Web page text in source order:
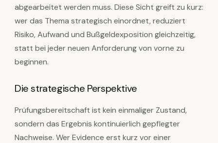
abgearbeitet werden muss. Diese Sicht greift zu kurz:
wer das Thema strategisch einordnet, reduziert
Risiko, Aufwand und Bußgeldexposition gleichzeitig,
statt bei jeder neuen Anforderung von vorne zu
beginnen.
Die strategische Perspektive
Prüfungsbereitschaft ist kein einmaliger Zustand,
sondern das Ergebnis kontinuierlich gepflegter
Nachweise. Wer Evidence erst kurz vor einer